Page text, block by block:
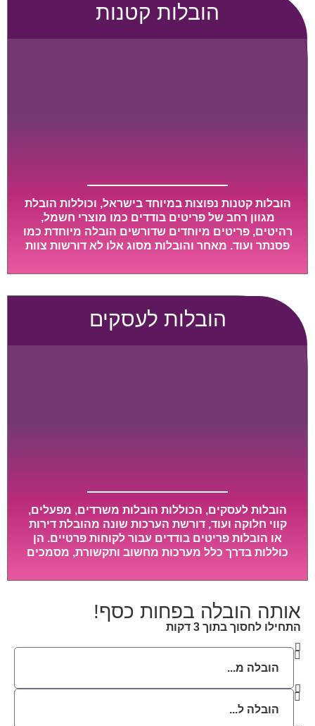
הובלות קטנות
הובלות קטנות נפוצות במיוחד בישראל, וכוללות הובלת
מגוון רחב של פריטים בודדים כמו מוצרי חשמל,
רהיטים, פריטים מיוחדים שדורשים הובלה מיוחדת כמו
פסנתר ועוד. מאחר והובלות מסוג אלו לא דורשות צוות
ביותר, ובמחירים נוחים וגמישים.
הובלות לעסקים
הובלות לעסקים, הכוללות הובלות משרדים, מפעלים,
קווי חלוקה ועוד, דורשת הערכות שונה מהובלת דירות
או הובלות פריטים בודדים עבור לקוחות פרטיים. הן
כוללות בדרך כלל מערכות מחשוב ותקשורת, מסמכים
לב מיוחדת ואריזה קפדנית ומסודרת אשר תבטיח
אותה הובלה בפחות כסף!
התחילו לחסוך בתוך 3 דקות